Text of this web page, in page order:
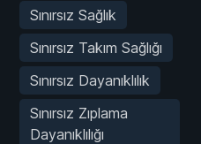
Sınırsız Sağlık
Sınırsız Takım Sağlığı
Sınırsız Dayanıklılık
Sınırsız Zıplama
Dayanıklılığı